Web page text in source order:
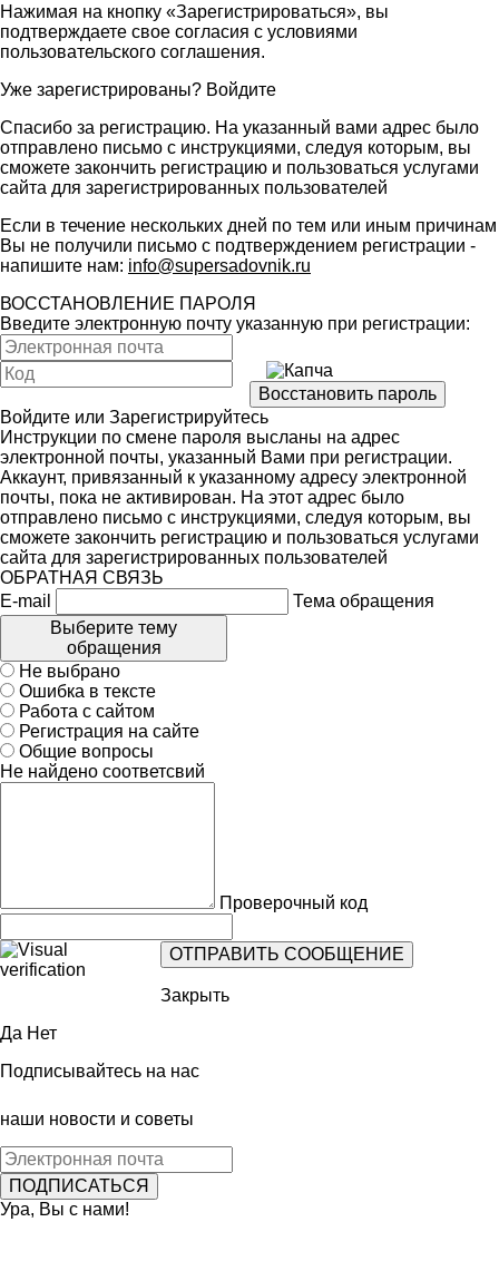
Нажимая на кнопку «Зарегистрироваться», вы
подтверждаете свое согласия с условиями
пользовательского соглашения.
Уже зарегистрированы? Войдите
Спасибо за регистрацию. На указанный вами адрес было
отправлено письмо с инструкциями, следуя которым, вы
сможете закончить регистрацию и пользоваться услугами
сайта для зарегистрированных пользователей
Если в течение нескольких дней по тем или иным причинам
Вы не получили письмо с подтверждением регистрации -
напишите нам: info@supersadovnik.ru
ВОССТАНОВЛЕНИЕ ПАРОЛЯ
Введите электронную почту указанную при регистрации:
Войдите или Зарегистрируйтесь
Инструкции по смене пароля высланы на адрес
электронной почты, указанный Вами при регистрации.
Аккаунт, привязанный к указанному адресу электронной
почты, пока не активирован. На этот адрес было
отправлено письмо с инструкциями, следуя которым, вы
сможете закончить регистрацию и пользоваться услугами
сайта для зарегистрированных пользователей
ОБРАТНАЯ СВЯЗЬ
E-mail
Тема обращения
Выберите тему
обращения
Не выбрано
Ошибка в тексте
Работа с сайтом
Регистрация на сайте
Общие вопросы
Не найдено соответсвий
Проверочный код
Закрыть
Да Нет
Подписывайтесь на нас
наши новости и советы
Ура, Вы с нами!